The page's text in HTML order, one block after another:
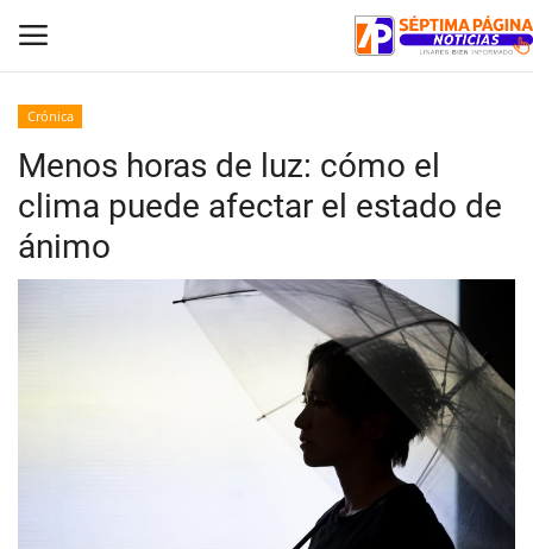
Inicio
Crónica
Policial
Crónica
Menos horas de luz: cómo el
clima puede afectar el estado de
ánimo